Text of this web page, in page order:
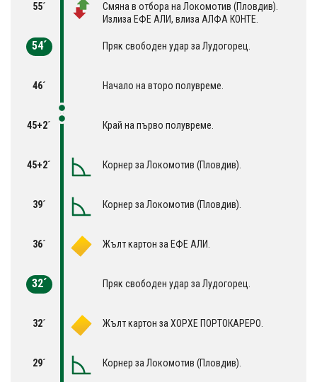
55´
Смяна в отбора на Локомотив (Пловдив).
Излиза ЕФЕ АЛИ, влиза АЛФА КОНТЕ.
54´ Пряк свободен удар за Лудогорец.
46´ Начало на второ полувреме.
45+2´ Край на първо полувреме.
45+2´ Корнер за Локомотив (Пловдив).
39´ Корнер за Локомотив (Пловдив).
36´ Жълт картон за ЕФЕ АЛИ.
32´ Пряк свободен удар за Лудогорец.
32´ Жълт картон за ХОРХЕ ПОРТОКАРЕРО.
29´ Корнер за Локомотив (Пловдив).